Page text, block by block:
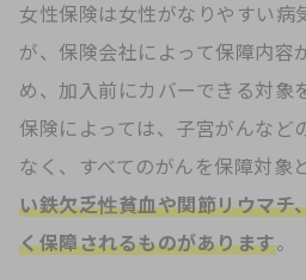
女性保険は女性がなりやすい病
が、保険会社によって保障内容
め、加入前にカバーできる対象
保険によっては、子宮がんなど
なく、すべてのがんを保障対象
い鉄欠乏性貧血や関節リウマチ
く保障されるものがあります。